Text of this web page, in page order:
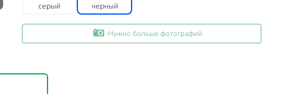
серый черный
Нужно больше фотографий